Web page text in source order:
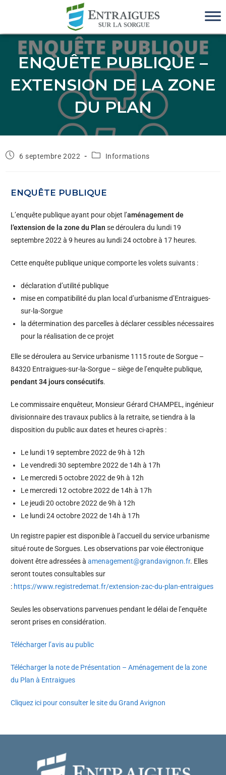
ENQUÊTE PUBLIQUE –
EXTENSION DE LA ZONE
DU PLAN
6 septembre 2022 Informations
ENQUÊTE PUBLIQUE
L’enquête publique ayant pour objet l’aménagement de
l’extension de la zone du Plan se déroulera du lundi 19
septembre 2022 à 9 heures au lundi 24 octobre à 17 heures.
Cette enquête publique unique comporte les volets suivants :
déclaration d’utilité publique
mise en compatibilité du plan local d’urbanisme d’Entraigues-
sur-la-Sorgue
la détermination des parcelles à déclarer cessibles nécessaires
pour la réalisation de ce projet
Elle se déroulera au Service urbanisme 1115 route de Sorgue –
84320 Entraigues-sur-la-Sorgue – siège de l’enquête publique,
pendant 34 jours consécutifs.
Le commissaire enquêteur, Monsieur Gérard CHAMPEL, ingénieur
divisionnaire des travaux publics à la retraite, se tiendra à la
disposition du public aux dates et heures ci-après :
Le lundi 19 septembre 2022 de 9h à 12h
Le vendredi 30 septembre 2022 de 14h à 17h
Le mercredi 5 octobre 2022 de 9h à 12h
Le mercredi 12 octobre 2022 de 14h à 17h
Le jeudi 20 octobre 2022 de 9h à 12h
Le lundi 24 octobre 2022 de 14h à 17h
Un registre papier est disponible à l’accueil du service urbanisme
situé route de Sorgues. Les observations par voie électronique
doivent être adressées àamenagement@grandavignon.fr. Elles
seront toutes consultables sur
: https://www.registredemat.fr/extension-zac-du-plan-entraigues
Seules les observations parvenues pendant le délai de l’enquête
seront prises en considération.
Télécharger l’avis au public
Télécharger la note de Présentation – Aménagement de la zone
du Plan à Entraigues
Cliquez ici pour consulter le site du Grand Avignon